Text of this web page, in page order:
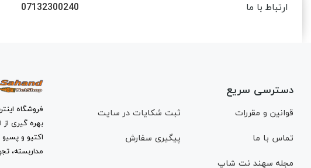
ارتباط با ما 07132300240
دسترسی سریع
قوانین و مقررات ثبت شکایات در سایت
تماس با ما پیگیری سفارش
مجله سهند نت شاپ
بهره گیری
اکتیو و
مداربسته،